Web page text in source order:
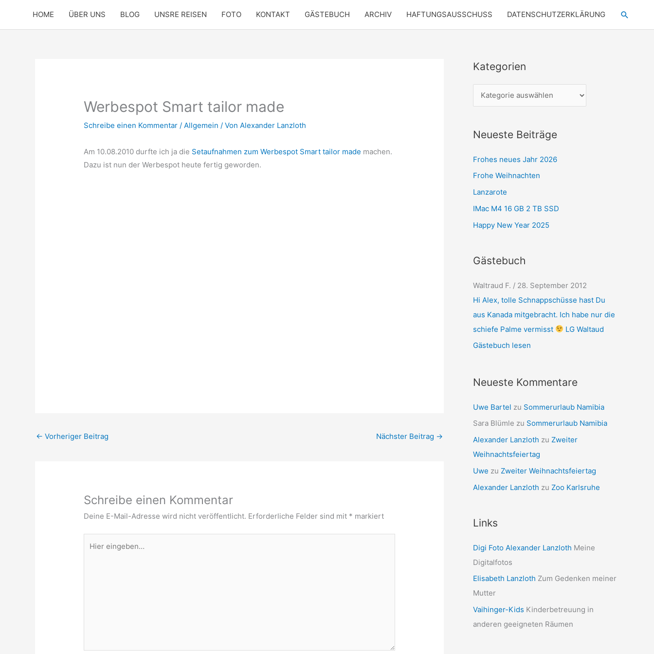
springen
HOME ÜBER UNS BLOG UNSRE REISEN FOTO KONTAKT GÄSTEBUCH ARCHIV HAFTUNGSAUSSCHUSS DATENSCHUTZERKLÄRUNG Suchen
Werbespot Smart tailor made
Schreibe einen Kommentar /Allgemein / VonAlexander Lanzloth
Am 10.08.2010 durfte ich ja die Setaufnahmen zum Werbespot Smart tailor made machen.
Dazu ist nun der Werbespot heute fertig geworden.
← Vorheriger Beitrag Nächster Beitrag →
Schreibe einen Kommentar
Deine E-Mail-Adresse wird nicht veröffentlicht. Erforderliche Felder sind mit * markiert
eingeben…
Kategorien
K
e
o
n
Neueste Beiträge
Frohes neues Jahr 2026
Frohe Weihnachten
Lanzarote
IMac M4 16 GB 2 TB SSD
Happy New Year 2025
Gästebuch
Waltraud F. / 28. September 2012
Hi Alex, tolle Schnappschüsse hast Du
aus Kanada mitgebracht. Ich habe nur die
schiefe Palme vermisst
LG Waltaud
Gästebuch lesen
Neueste Kommentare
Uwe Bartel zu Sommerurlaub Namibia
Sara Blümle zu Sommerurlaub Namibia
Alexander Lanzloth zu Zweiter
Weihnachtsfeiertag
Uwe zu Zweiter Weihnachtsfeiertag
Alexander Lanzloth zu Zoo Karlsruhe
Links
Digi Foto Alexander Lanzloth Meine
Digitalfotos
Elisabeth Lanzloth Zum Gedenken meiner
Mutter
Vaihinger-Kids Kinderbetreuung in
anderen geeigneten Räumen